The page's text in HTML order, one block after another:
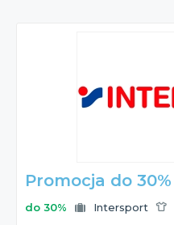
Promocja do 30%
do 30% Intersport